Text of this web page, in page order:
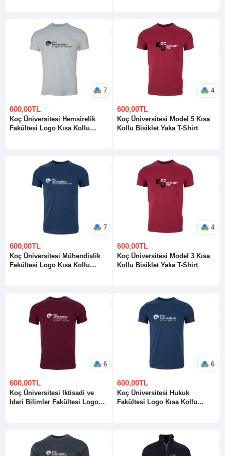
7
600,00TL
Koç Üniversitesi Hemsirelik
Fakültesi Logo Kısa Kollu
4
600,00TL
Koç Üniversitesi Model 5 Kısa
Kollu Bisiklet Yaka T-Shirt
7
600,00TL
Koç Üniversitesi Mühendislik
Fakültesi Logo Kısa Kollu
4
600,00TL
Koç Üniversitesi Model 3 Kısa
Kollu Bisiklet Yaka T-Shirt
6
600,00TL
Koç Üniversitesi Iktisadi ve
Idari Bilimler Fakültesi Logo
6
600,00TL
Koç Üniversitesi Hukuk
Fakültesi Logo Kısa Kollu